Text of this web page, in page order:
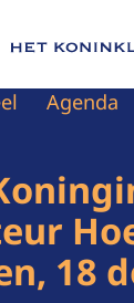
homepage van
Agenda
18